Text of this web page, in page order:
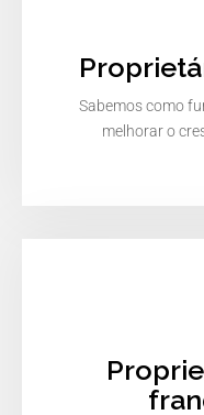
Sabemos como
melhorar o